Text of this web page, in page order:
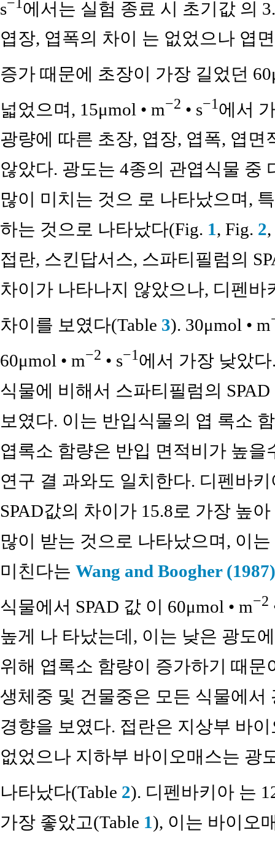
s
에서는 실험 종료 시 초기값 의
엽장, 엽폭의 차이 는 없었으나 엽
증가 때문에 초장이 가장 길었던
넓었으며, 15μmol • m−2 • s−1에서
광량에 따른 초장, 엽장, 엽폭, 엽
않았다. 광도는 4종의 관엽식물 중
많이 미치는 것으 로 나타났으며,
하는 것으로 나타났다(Fig. 1, Fig. 2
접란, 스킨답서스, 스파티필럼의
차이가 나타나지 않았으나, 디펜
차이를 보였다(Table 3). 30μmol • m
60μmol • m−2 • s−1에서 가장 낮았
식물에 비해서 스파티필럼의
보였다. 이는 반입식물의 엽 록소
엽록소 함량은 반입 면적비가 높
연구 결 과와도 일치한다. 디펜바
SPAD값의 차이가 15.8로 가장 높
많이 받는 것으로 나타났으며, 이
미친다는 Wang and Boogher (1987)
식물에서 SPAD 값 이 60μmol • m−2
높게 나 타났는데, 이는 낮은 광도
위해 엽록소 함량이 증가하기 때문
생체중 및 건물중은 모든 식물에
경향을 보였다. 접란은 지상부 바
없었으나 지하부 바이오매스는 광
나타났다(Table 2). 디펜바키아 는
가장 좋았고(Table 1), 이는 바이오